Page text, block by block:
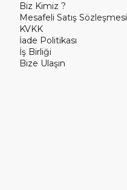
Biz Kimiz ?
Mesafeli Satış Sözleşmesi
KVKK
İade Politikası
İş Birliği
Bize Ulaşın